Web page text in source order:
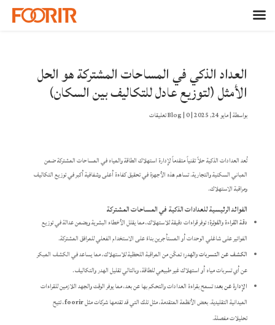
العداد الذكي في المساحات المشتركة هو الحل
الأمثل (لتوزيع عادل للتكاليف بين السكان)
بواسطة|مايو 24, 2025 |
Blog|0 تعليقات
تُعد العدادات الذكية حلاً تقنياً متقدماً لإدارة استهلاك الطاقة والمياه في المساحات المشتركة ضمن
المباني السكنية والتجارية. تساهم هذه الأجهزة في تحقيق كفاءة أعلى وشفافية أكبر في توزيع التكاليف
ومراقبة الاستهلاك.
الفوائد الرئيسية للعدادات الذكية في المساحات المشتركة
دقة القراءة والفوترة:توفر قراءات دقيقة للاستهلاك، مما يقلل الأخطاء البشرية ويضمن عدالة في توزيع
الفواتير على شاغلي الوحدات أو المستأجرين بناءً على الاستخدام الفعلي للمرافق المشتركة.
الكشف عن التسربات والهدر:تمكّن من المراقبة اللحظية للاستهلاك، مما يساعد في الكشف المبكر
عن أي تسربات مياه أو استهلاك غير طبيعي للطاقة، وبالتالي تقليل الهدر والتكاليف.
الإدارة عن بعد:تسمح بقراءة العدادات والتحكم بها عن بعد، مما يوفر الوقت والجهد اللازمين للقراءات
الميدانية التقليدية. بعض الأنظمة المتقدمة، مثل تلك التي قد تقدمها شركات مثلfoorir، تتيح
تحليلات مفصلة.